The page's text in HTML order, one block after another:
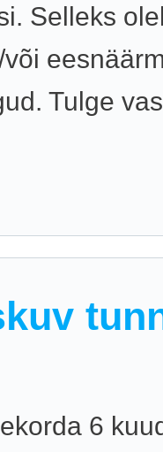
Selleks
Tulge
6